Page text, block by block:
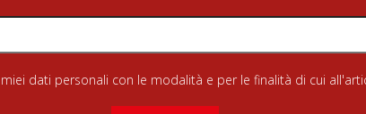
dati personali con le modalità e per le finalità di cui